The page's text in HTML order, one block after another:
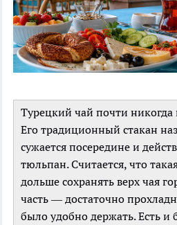
Турецкий чай почти
Его традиционный стакан
сужается посередине и
тюльпан. Считается, что
дольше сохранять верх чая
часть — достаточно
было удобно держать. Есть и